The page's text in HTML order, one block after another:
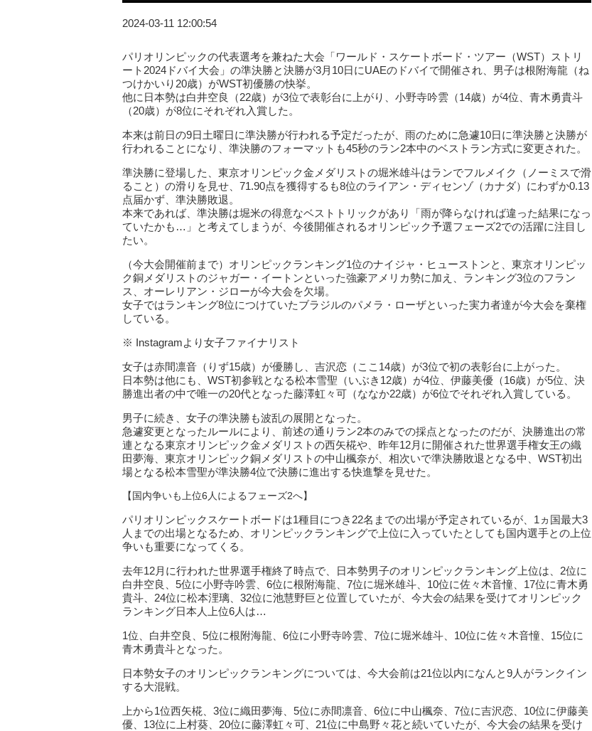
2024-03-11 12:00:54
パリオリンピックの代表選考を兼ねた大会「ワールド・スケートボード・ツアー（WST）ストリ
ート2024ドバイ大会」の準決勝と決勝が3月10日にUAEのドバイで開催され、男子は根附海龍（ね
つけかいり20歳）がWST初優勝の快挙。
他に日本勢は白井空良（22歳）が3位で表彰台に上がり、小野寺吟雲（14歳）が4位、青木勇貴斗
（20歳）が8位にそれぞれ入賞した。
本来は前日の9日土曜日に準決勝が行われる予定だったが、雨のために急遽10日に準決勝と決勝が
行われることになり、準決勝のフォーマットも45秒のラン2本中のベストラン方式に変更された。
準決勝に登場した、東京オリンピック金メダリストの堀米雄斗はランでフルメイク（ノーミスで滑
ること）の滑りを見せ、71.90点を獲得するも8位のライアン・ディセンゾ（カナダ）にわずか0.13
点届かず、準決勝敗退。
本来であれば、準決勝は堀米の得意なベストトリックがあり「雨が降らなければ違った結果になっ
ていたかも…」と考えてしまうが、今後開催されるオリンピック予選フェーズ2での活躍に注目し
たい。
（今大会開催前まで）オリンピックランキング1位のナイジャ・ヒューストンと、東京オリンピッ
ク銅メダリストのジャガー・イートンといった強豪アメリカ勢に加え、ランキング3位のフラン
ス、オーレリアン・ジローが今大会を欠場。
女子ではランキング8位につけていたブラジルのパメラ・ローザといった実力者達が今大会を棄権
している。
※ Instagramより女子ファイナリスト
女子は赤間凛音（りず15歳）が優勝し、吉沢恋（ここ14歳）が3位で初の表彰台に上がった。
日本勢は他にも、WST初参戦となる松本雪聖（いぶき12歳）が4位、伊藤美優（16歳）が5位、決
勝進出者の中で唯一の20代となった藤澤虹々可（ななか22歳）が6位でそれぞれ入賞している。
男子に続き、女子の準決勝も波乱の展開となった。
急遽変更となったルールにより、前述の通りラン2本のみでの採点となったのだが、決勝進出の常
連となる東京オリンピック金メダリストの西矢椛や、昨年12月に開催された世界選手権女王の織
田夢海、東京オリンピック銅メダリストの中山楓奈が、相次いで準決勝敗退となる中、WST初出
場となる松本雪聖が準決勝4位で決勝に進出する快進撃を見せた。
【国内争いも上位6人によるフェーズ2へ】
パリオリンピックスケートボードは1種目につき22名までの出場が予定されているが、1ヵ国最大3
人までの出場となるため、オリンピックランキングで上位に入っていたとしても国内選手との上位
争いも重要になってくる。
去年12月に行われた世界選手権終了時点で、日本勢男子のオリンピックランキング上位は、2位に
白井空良、5位に小野寺吟雲、6位に根附海龍、7位に堀米雄斗、10位に佐々木音憧、17位に青木勇
貴斗、24位に松本浬璃、32位に池慧野巨と位置していたが、今大会の結果を受けてオリンピック
ランキング日本人上位6人は…
1位、白井空良、5位に根附海龍、6位に小野寺吟雲、7位に堀米雄斗、10位に佐々木音憧、15位に
青木勇貴斗となった。
日本勢女子のオリンピックランキングについては、今大会前は21位以内になんと9人がランクイン
する大混戦。
上から1位西矢椛、3位に織田夢海、5位に赤間凛音、6位に中山楓奈、7位に吉沢恋、10位に伊藤美
優、13位に上村葵、20位に藤澤虹々可、21位に中島野々花と続いていたが、今大会の結果を受け